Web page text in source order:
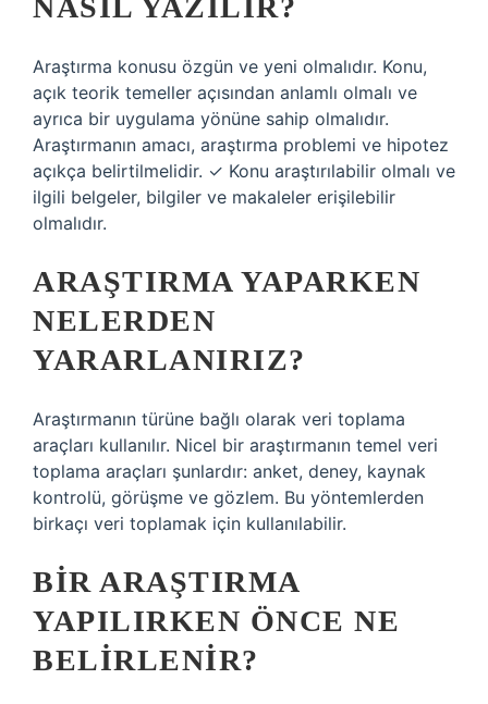
NASIL YAZILIR?
Araştırma konusu özgün ve yeni olmalıdır. Konu,
açık teorik temeller açısından anlamlı olmalı ve
ayrıca bir uygulama yönüne sahip olmalıdır.
Araştırmanın amacı, araştırma problemi ve hipotez
açıkça belirtilmelidir. ✓ Konu araştırılabilir olmalı ve
ilgili belgeler, bilgiler ve makaleler erişilebilir
olmalıdır.
ARAŞTIRMA YAPARKEN
NELERDEN
YARARLANIRIZ?
Araştırmanın türüne bağlı olarak veri toplama
araçları kullanılır. Nicel bir araştırmanın temel veri
toplama araçları şunlardır: anket, deney, kaynak
kontrolü, görüşme ve gözlem. Bu yöntemlerden
birkaçı veri toplamak için kullanılabilir.
BIR ARAŞTIRMA
YAPILIRKEN ÖNCE NE
BELIRLENIR?